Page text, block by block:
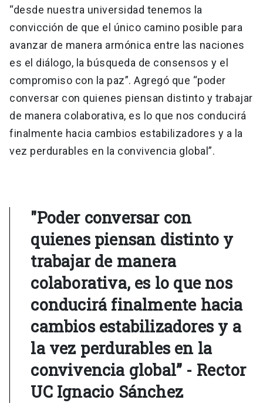
“desde nuestra universidad tenemos la
convicción de que el único camino posible para
avanzar de manera armónica entre las naciones
es el diálogo, la búsqueda de consensos y el
compromiso con la paz”. Agregó que “poder
conversar con quienes piensan distinto y trabajar
de manera colaborativa, es lo que nos conducirá
finalmente hacia cambios estabilizadores y a la
vez perdurables en la convivencia global”.
"Poder conversar con
quienes piensan distinto y
trabajar de manera
colaborativa, es lo que nos
conducirá finalmente hacia
cambios estabilizadores y a
la vez perdurables en la
convivencia global” - Rector
UC Ignacio Sánchez